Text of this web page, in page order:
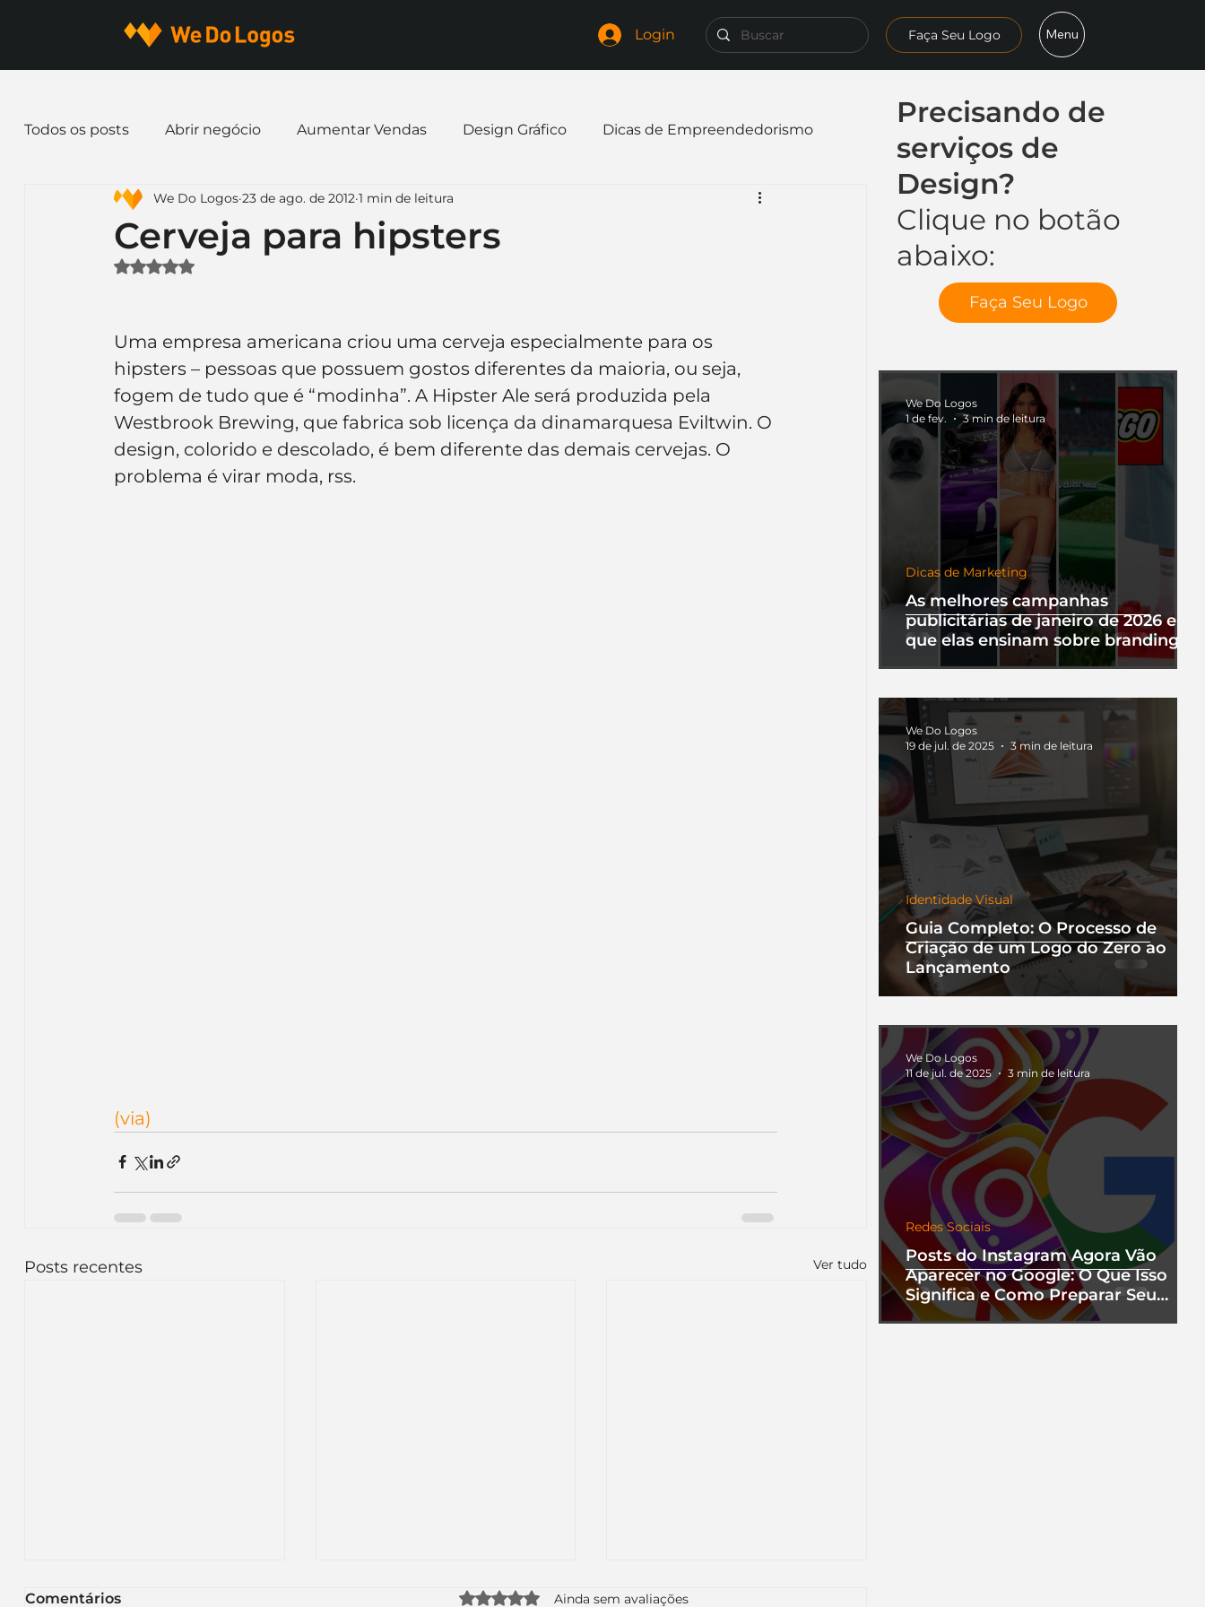
Login Faça Seu Logo Menu
Precisando de
serviços de
Design?
Clique no botão
abaixo:
Faça Seu Logo
As melhores campanhas
publicitárias de janeiro de 2026 e o
que elas ensinam sobre branding
Dicas de Marketing
We Do Logos
1 de fev.
3 min de leitura
Guia Completo: O Processo de
Criação de um Logo do Zero ao
Lançamento
Identidade Visual
We Do Logos
19 de jul. de 2025
3 min de leitura
Posts do Instagram Agora Vão
Aparecer no Google: O Que Isso
Significa e Como Preparar Seu
Perfil
Redes Sociais
We Do Logos
11 de jul. de 2025
3 min de leitura
Todos os posts Abrir negócio Aumentar Vendas Design Gráfico Dicas de Empreendedorismo
Dicas de Marketing Email marketing Expandir negócio
Identidade Visual
Ferramentas Mascotes Slogan Papelaria Curiosidades Frases Logotipo
Inteligência Artificial Embalagens nome de empresa Branding
Cerveja para hipsters
We Do Logos 23 de ago. de 2012 1 min de leitura
Avaliado com NaN de 5 estrelas.
Uma empresa americana criou uma cerveja especialmente para os
hipsters – pessoas que possuem gostos diferentes da maioria, ou seja,
fogem de tudo que é “modinha”. A Hipster Ale será produzida pela
Westbrook Brewing, que fabrica sob licença da dinamarquesa Eviltwin. O
design, colorido e descolado, é bem diferente das demais cervejas. O
problema é virar moda, rss.
(via)
Posts recentes Ver tudo
Comentários Avaliado com 0 de 5 estrelas.
Ainda sem avaliações